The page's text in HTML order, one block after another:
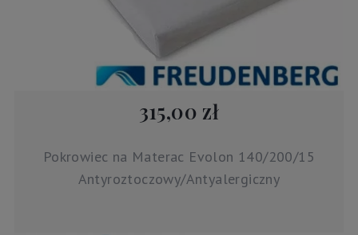
315,00 zł
Pokrowiec na Materac Evolon 140/200/15
Antyroztoczowy/Antyalergiczny